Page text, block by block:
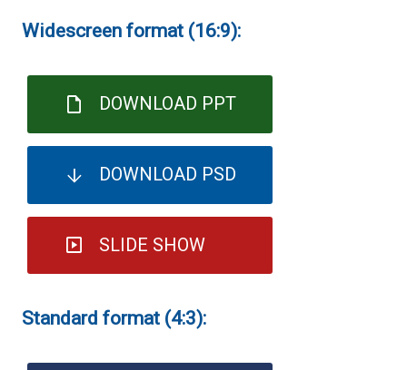
Widescreen format (16:9):
DOWNLOAD PPT
DOWNLOAD PSD
SLIDE SHOW
Standard format (4:3):